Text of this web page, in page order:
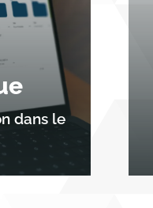
dans le